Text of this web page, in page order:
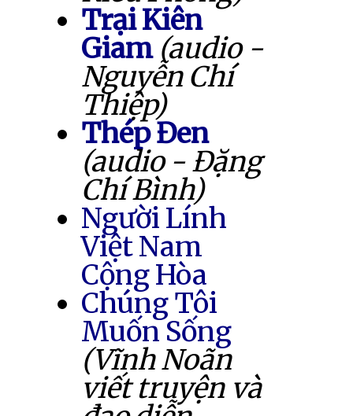
Trại Kiên
Giam (audio -
Nguyễn Chí
Thiệp)
Thép Đen
(audio - Đặng
Chí Bình)
Người Lính
Việt Nam
Cộng Hòa
Chúng Tôi
Muốn Sống
(Vĩnh Noãn
viết truyện và